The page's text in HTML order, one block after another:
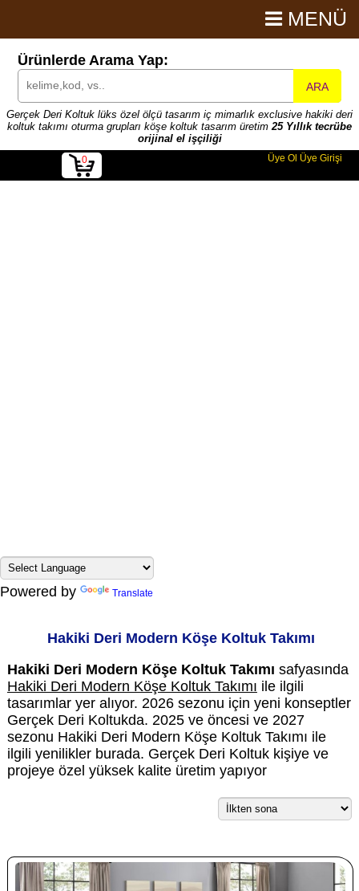
MENÜ
Ürünlerde Arama Yap:
ARA
Gerçek Deri Koltuk lüks özel ölçü tasarım iç mimarlık exclusive hakiki deri
koltuk takımı oturma grupları köşe koltuk tasarım üretim25 Yıllık tecrübe
orijinal el işçiliği
0 Üye Ol Üye Girişi
Powered by Translate
Hakiki Deri Modern Köşe Koltuk Takımı
Hakiki Deri Modern Köşe Koltuk Takımı safyasında
Hakiki Deri Modern Köşe Koltuk Takımı ile ilgili
tasarımlar yer alıyor. 2026 sezonu için yeni konseptler
Gerçek Deri Koltukda. 2025 ve öncesi ve 2027
sezonu Hakiki Deri Modern Köşe Koltuk Takımı ile
ilgili yenilikler burada. Gerçek Deri Koltuk kişiye ve
projeye özel yüksek kalite üretim yapıyor